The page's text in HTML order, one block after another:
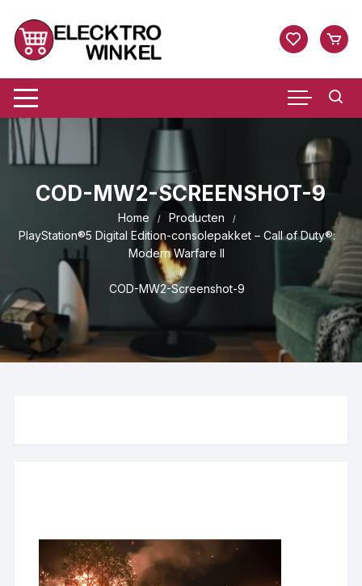
naar
inhoud
COD-MW2-SCREENSHOT-9
Home
Producten
PlayStation®5 Digital Edition-consolepakket – Call of Duty®:
Modern Warfare II
COD-MW2-Screenshot-9